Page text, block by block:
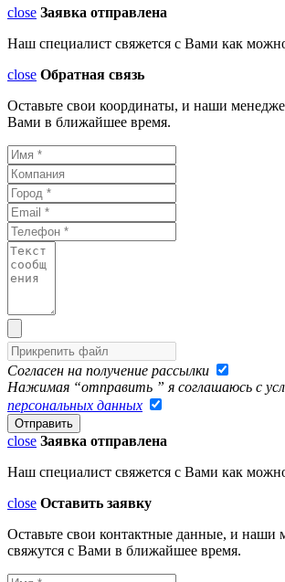
close Заявка отправлена
Наш специалист свяжется с Вами как
close Обратная связь
Оставьте свои координаты, и наши
Вами в ближайшее время.
Согласен на получение рассылки
Нажимая “отправить ” я соглашаюсь с
персональных данных
close Заявка отправлена
Наш специалист свяжется с Вами как
close Оставить заявку
Оставьте свои контактные данные, и наши
свяжутся с Вами в ближайшее время.